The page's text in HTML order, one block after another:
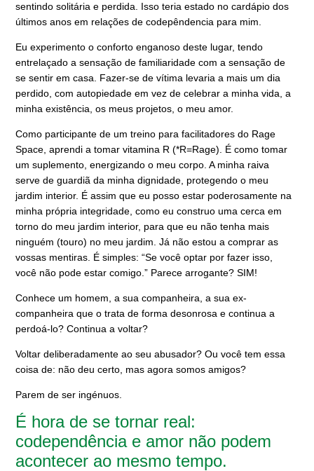
sentindo solitária e perdida. Isso teria estado no cardápio dos
últimos anos em relações de codepêndencia para mim.
Eu experimento o conforto enganoso deste lugar, tendo
entrelaçado a sensação de familiaridade com a sensação de
se sentir em casa. Fazer-se de vítima levaria a mais um dia
perdido, com autopiedade em vez de celebrar a minha vida, a
minha existência, os meus projetos, o meu amor.
Como participante de um treino para facilitadores do Rage
Space, aprendi a tomar vitamina R (*R=Rage). É como tomar
um suplemento, energizando o meu corpo. A minha raiva
serve de guardiã da minha dignidade, protegendo o meu
jardim interior. É assim que eu posso estar poderosamente na
minha própria integridade, como eu construo uma cerca em
torno do meu jardim interior, para que eu não tenha mais
ninguém (touro) no meu jardim. Já não estou a comprar as
vossas mentiras. É simples: “Se você optar por fazer isso,
você não pode estar comigo.” Parece arrogante? SIM!
Conhece um homem, a sua companheira, a sua ex-
companheira que o trata de forma desonrosa e continua a
perdoá-lo? Continua a voltar?
Voltar deliberadamente ao seu abusador? Ou você tem essa
coisa de: não deu certo, mas agora somos amigos?
Parem de ser ingénuos.
É hora de se tornar real:
codependência e amor não podem
acontecer ao mesmo tempo.